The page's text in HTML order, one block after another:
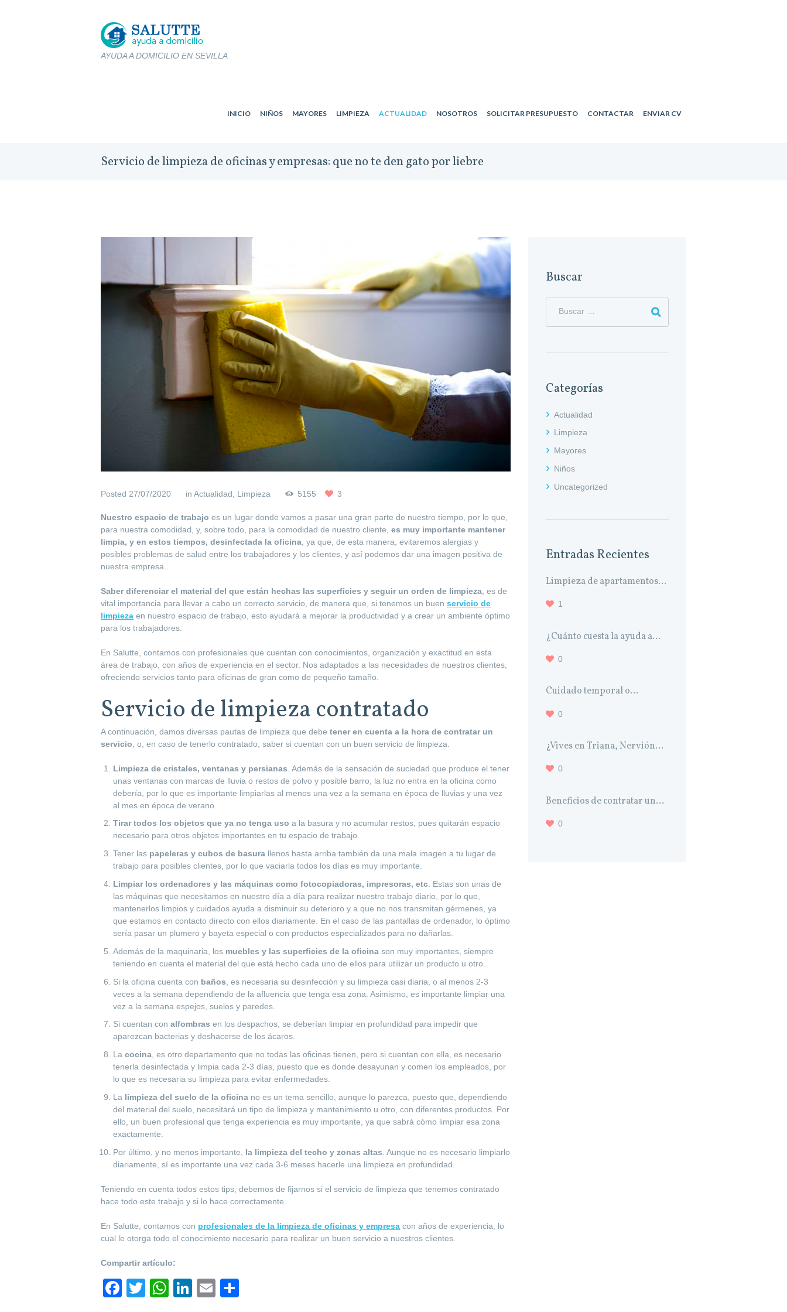
AYUDA A DOMICILIO EN SEVILLA
INICIO NIÑOS MAYORES LIMPIEZA ACTUALIDAD NOSOTROS SOLICITAR PRESUPUESTO CONTACTAR ENVIAR CV
Servicio de limpieza de oficinas y empresas: que no te den gato por liebre
Posted 27/07/2020 inActualidad Limpieza 5155 3
Nuestro espacio de trabajo es un lugar donde vamos a pasar una gran parte de nuestro tiempo, por lo que,
para nuestra comodidad, y, sobre todo, para la comodidad de nuestro cliente, es muy importante mantener
limpia, y en estos tiempos, desinfectada la oficina , ya que, de esta manera, evitaremos alergias y
posibles problemas de salud entre los trabajadores y los clientes, y así podemos dar una imagen positiva de
nuestra empresa.
Saber diferenciar el material del que están hechas las superficies y seguir un orden de limpieza , es de
vital importancia para llevar a cabo un correcto servicio, de manera que, si tenemos un buen servicio de
limpieza en nuestro espacio de trabajo, esto ayudará a mejorar la productividad y a crear un ambiente óptimo
para los trabajadores.
En Salutte, contamos con profesionales que cuentan con conocimientos, organización y exactitud en esta
área de trabajo, con años de experiencia en el sector. Nos adaptados a las necesidades de nuestros clientes,
ofreciendo servicios tanto para oficinas de gran como de pequeño tamaño.
Servicio de limpieza contratado
A continuación, damos diversas pautas de limpieza que debe tener en cuenta a la hora de contratar un
servicio , o, en caso de tenerlo contratado, saber si cuentan con un buen servicio de limpieza.
Limpieza de cristales, ventanas y persianas . Además de la sensación de suciedad que produce el tener
unas ventanas con marcas de lluvia o restos de polvo y posible barro, la luz no entra en la oficina como
debería, por lo que es importante limpiarlas al menos una vez a la semana en época de lluvias y una vez
al mes en época de verano.
Tirar todos los objetos que ya no tenga uso a la basura y no acumular restos, pues quitarán espacio
necesario para otros objetos importantes en tu espacio de trabajo.
Tener las papeleras y cubos de basura llenos hasta arriba también da una mala imagen a tu lugar de
trabajo para posibles clientes, por lo que vaciarla todos los días es muy importante.
Limpiar los ordenadores y las máquinas como fotocopiadoras, impresoras, etc . Estas son unas de
las máquinas que necesitamos en nuestro día a día para realizar nuestro trabajo diario, por lo que,
mantenerlos limpios y cuidados ayuda a disminuir su deterioro y a que no nos transmitan gérmenes, ya
que estamos en contacto directo con ellos diariamente. En el caso de las pantallas de ordenador, lo óptimo
sería pasar un plumero y bayeta especial o con productos especializados para no dañarlas.
Además de la maquinaria, los muebles y las superficies de la oficina son muy importantes, siempre
teniendo en cuenta el material del que está hecho cada uno de ellos para utilizar un producto u otro.
Si la oficina cuenta con baños , es necesaria su desinfección y su limpieza casi diaria, o al menos 2-3
veces a la semana dependiendo de la afluencia que tenga esa zona. Asimismo, es importante limpiar una
vez a la semana espejos, suelos y paredes.
Si cuentan con alfombras en los despachos, se deberían limpiar en profundidad para impedir que
aparezcan bacterias y deshacerse de los ácaros.
La cocina, es otro departamento que no todas las oficinas tienen, pero si cuentan con ella, es necesario
tenerla desinfectada y limpia cada 2-3 días, puesto que es donde desayunan y comen los empleados, por
lo que es necesaria su limpieza para evitar enfermedades.
La limpieza del suelo de la oficina no es un tema sencillo, aunque lo parezca, puesto que, dependiendo
del material del suelo, necesitará un tipo de limpieza y mantenimiento u otro, con diferentes productos. Por
ello, un buen profesional que tenga experiencia es muy importante, ya que sabrá cómo limpiar esa zona
exactamente.
Por último, y no menos importante, la limpieza del techo y zonas altas . Aunque no es necesario limpiarlo
diariamente, sí es importante una vez cada 3-6 meses hacerle una limpieza en profundidad.
Teniendo en cuenta todos estos tips, debemos de fijarnos si el servicio de limpieza que tenemos contratado
hace todo este trabajo y si lo hace correctamente.
En Salutte, contamos con profesionales de la limpieza de oficinas y empresa con años de experiencia, lo
cual le otorga todo el conocimiento necesario para realizar un buen servicio a nuestros clientes.
Compartir artículo:
F
T
W
Li
E
Buscar
Categorías
Actualidad
Limpieza
Mayores
Niños
Uncategorized
Entradas Recientes
Limpieza de apartamentos...
1
¿Cuánto cuesta la ayuda a...
0
Cuidado temporal o...
0
¿Vives en Triana, Nervión...
0
Beneficios de contratar un...
0